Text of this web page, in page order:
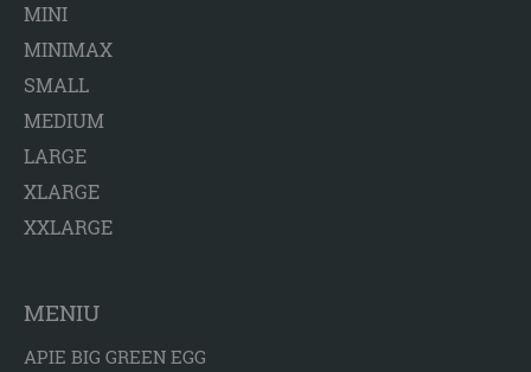
MINI
MINIMAX
SMALL
MEDIUM
LARGE
XLARGE
XXLARGE
MENIU
APIE BIG GREEN EGG